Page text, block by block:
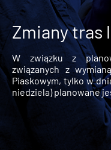
Zmiany tras
W związku z
związanych z
Piaskowym, tylko w
niedziela) planowane